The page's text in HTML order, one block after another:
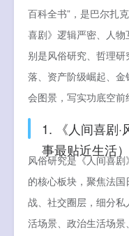
百科全书”，是巴尔扎
喜剧》逻辑严密、人
别是风俗研究、哲理
落、资产阶级崛起、
会图景，写实功底空前
1. 《人间喜剧
事最贴近生活）
风俗研究是《人间喜
的核心板块，聚焦法
战、社交圈层，细分
活场景、政治生活场